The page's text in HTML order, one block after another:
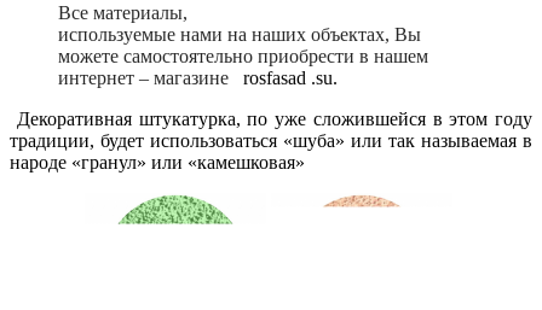
Все материалы,
используемые нами на наших объектах, Вы
можете самостоятельно приобрести в нашем
интернет – магазине
rosfasad .su.
Декоративная штукатурка, по уже сложившейся в этом году
традиции, будет использоваться «шуба» или так называемая в
народе «гранул» или «камешковая»